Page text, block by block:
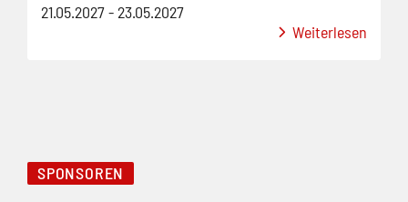
21.05.2027 - 23.05.2027
Weiterlesen
SPONSOREN